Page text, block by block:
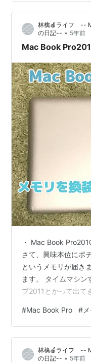
でこのように
れから収益化に向け
が、とりあえず購入
エイト？成功型？
な…
林檎🍎ライフ --
の日記-- • 5年前
Mac Book
・ Mac Book
さて、興味本位にポ
というメモリが届き
ます。 タイムマシン
プ2011とかって出て
メモリ交換な説明を
にメモリ交換の仕方
モリ交換は、割と普
リ交換開始 長いネジ
#Mac Book Pro #
林檎🍎ライフ --
の日記-- • 5年前